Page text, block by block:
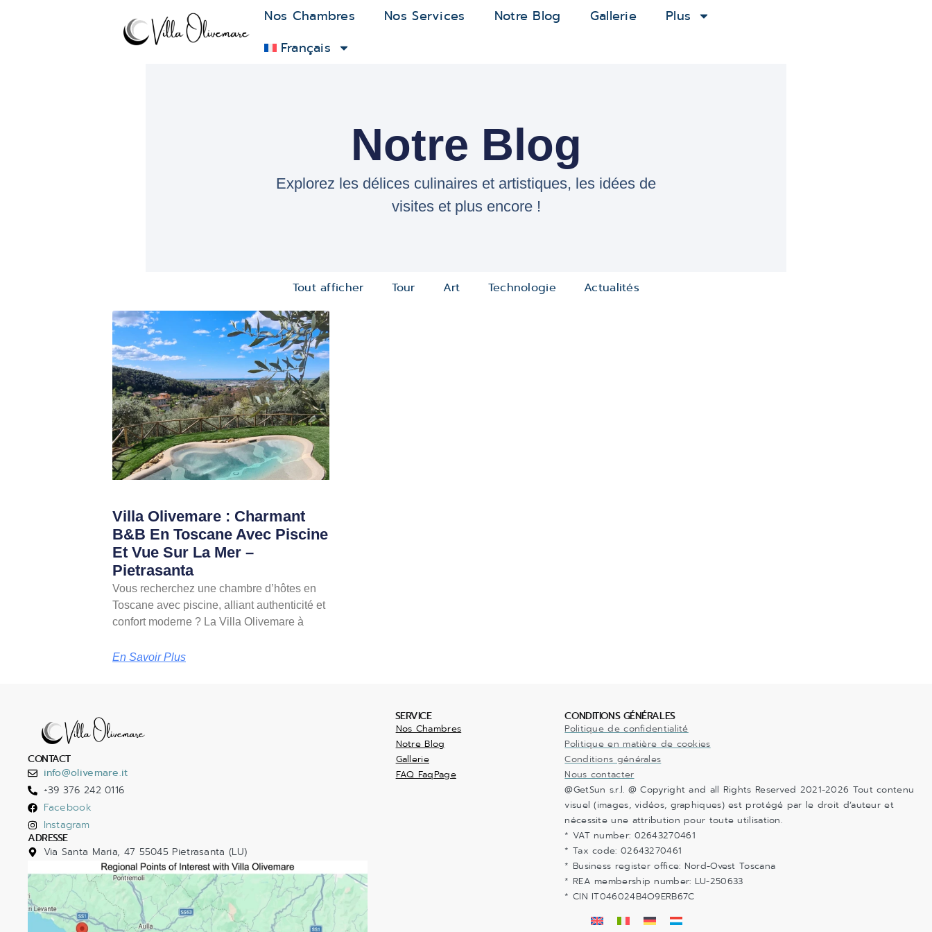
Nos Chambres Nos Services Notre Blog Gallerie
Plus
Français
Notre Blog
Explorez les délices culinaires et artistiques, les idées de
visites et plus encore !
Tout afficher Tour Art Technologie Actualités
Villa Olivemare : Charmant
B&B En Toscane Avec Piscine
Et Vue Sur La Mer –
Pietrasanta
Vous recherchez une chambre d’hôtes en
Toscane avec piscine, alliant authenticité et
confort moderne ? La Villa Olivemare à
En Savoir Plus
CONTACT
info@olivemare.it
+39 376 242 0116
Facebook
Instagram
ADRESSE
Via Santa Maria, 47 55045 Pietrasanta (LU)
SERVICE
Nos Chambres
Notre Blog
Gallerie
FAQ FaqPage
CONDITIONS GÉNÉRALES
Politique de confidentialité
Politique en matière de cookies
Conditions générales
Nous contacter
@GetSun s.r.l. @ Copyright and all Rights Reserved 2021-2026 Tout contenu
visuel (images, vidéos, graphiques) est protégé par le droit d’auteur et
nécessite une attribution pour toute utilisation.
* VAT number: 02643270461
* Tax code: 02643270461
* Business register office: Nord-Ovest Toscana
* REA membership number: LU-250633
* CIN IT046024B4O9ERB67C